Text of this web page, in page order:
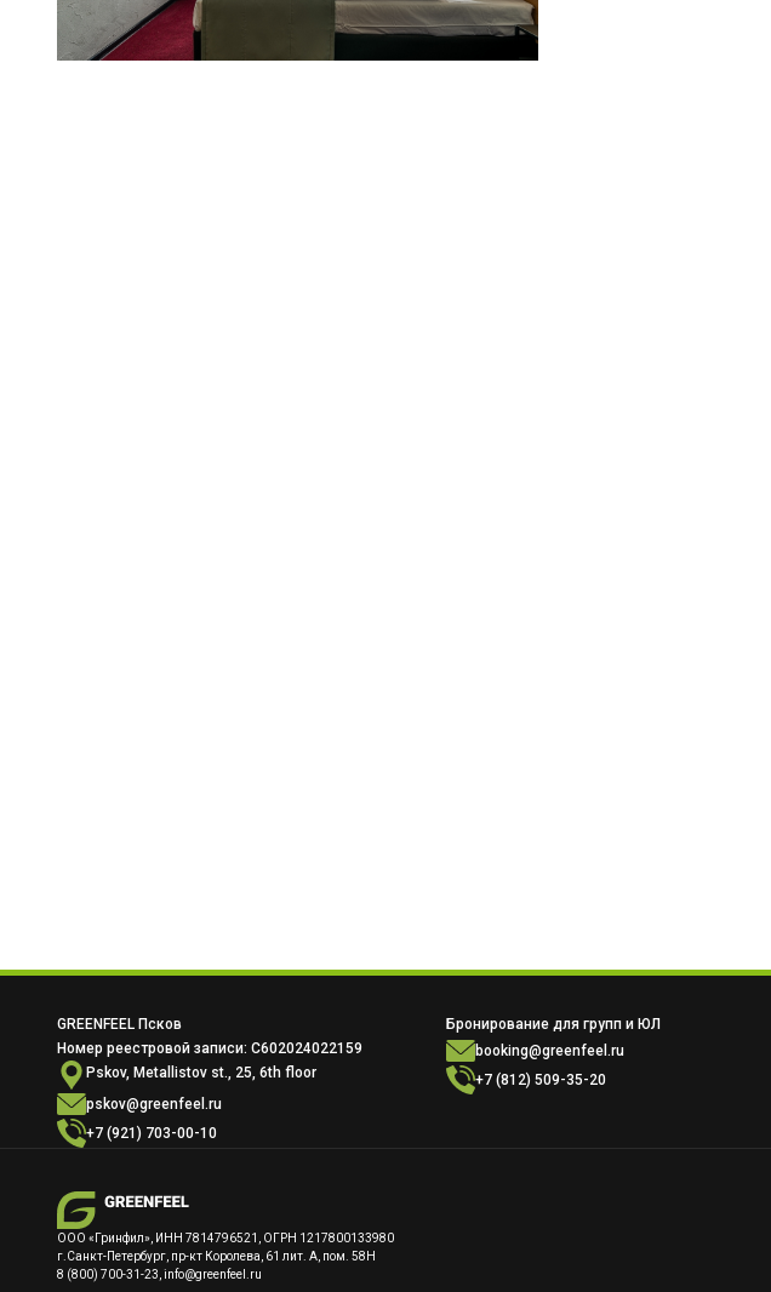
GREENFEEL Псков
Номер реестровой записи: С602024022159
Pskov, Metallistov st., 25, 6th floor
pskov@greenfeel.ru
+7 (921) 703-00-10
Бронирование для групп и ЮЛ
booking@greenfeel.ru
+7 (812) 509-35-20
ООО «Гринфил», ИНН 7814796521, ОГРН 1217800133980
г.Санкт-Петербург, пр-кт Королева, 61 лит. А, пом. 58Н
8 (800) 700-31-23, info@greenfeel.ru